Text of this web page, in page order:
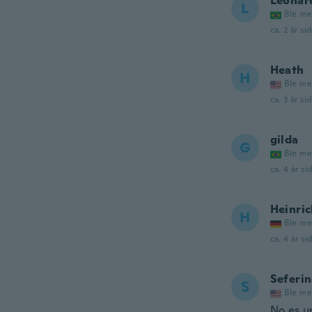
L
Ble
ca. 2 år
H Heath
Ble
ca. 3 år
G gilda
Ble
ca. 4 år
H
Ble
ca. 4 år
S Ble